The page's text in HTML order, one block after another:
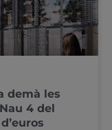
demà les
4 del